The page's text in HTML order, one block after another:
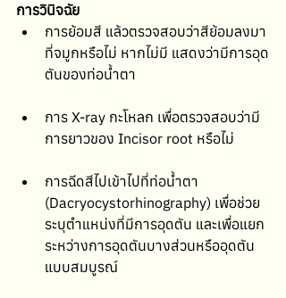
การวินิจฉัย
การย้อมสี แล้วตรวจสอบว่าสีย้อมลงมา
ที่จมูกหรือไม่ หากไม่มี แสดงว่ามีการอุด
ตันของท่อน้ำตา
การ X-ray กะโหลก เพื่อตรวจสอบว่ามี
การยาวของ Incisor root หรือไม่
การฉีดสีไปเข้าไปที่ท่อน้ำตา
(Dacryocystorhinography) เพื่อช่วย
ระบุตำแหน่งที่มีการอุดตัน และเพื่อแยก
ระหว่างการอุดตันบางส่วนหรืออุดตัน
แบบสมบูรณ์